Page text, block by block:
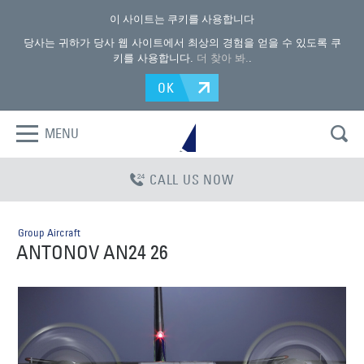
이 사이트는 쿠키를 사용합니다
당사는 귀하가 당사 웹 사이트에서 최상의 경험을 얻을 수 있도록 쿠
키를 사용합니다. 더 찾아 봐..
OK
MENU
CALL US NOW
Group Aircraft
ANTONOV AN24 26